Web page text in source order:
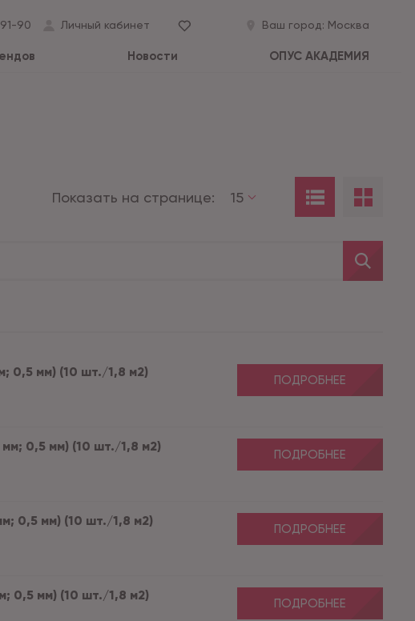
90 Личный кабинет Ваш город: Москва
Новости ОПУС АКАДЕМИЯ
Показать на странице: 15
0,5 мм) (10 шт./1,8 м2)
ПОДРОБНЕЕ
0,5 мм) (10 шт./1,8 м2)
ПОДРОБНЕЕ
0,5 мм) (10 шт./1,8 м2)
ПОДРОБНЕЕ
0,5 мм) (10 шт./1,8 м2)
ПОДРОБНЕЕ